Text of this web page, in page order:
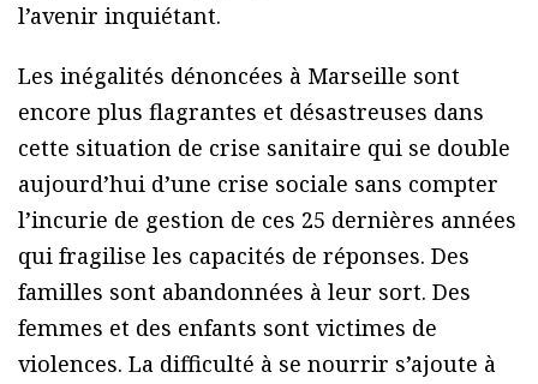
l’avenir inquiétant.
Les inégalités dénoncées à Marseille sont
encore plus flagrantes et désastreuses dans
cette situation de crise sanitaire qui se double
aujourd’hui d’une crise sociale sans compter
l’incurie de gestion de ces 25 dernières années
qui fragilise les capacités de réponses. Des
familles sont abandonnées à leur sort. Des
femmes et des enfants sont victimes de
violences. La difficulté à se nourrir s’ajoute à